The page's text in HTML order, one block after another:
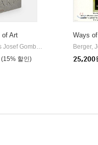
of Art
Ernst Hans Josef Gombrich
Phaidon Press
(15% 할인)
Ways
Berger,
25,200